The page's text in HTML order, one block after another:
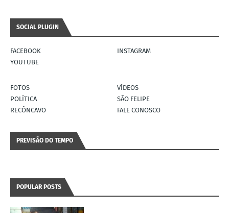
SOCIAL PLUGIN
FACEBOOK
INSTAGRAM
YOUTUBE
FOTOS
VÍDEOS
POLÍTICA
SÃO FELIPE
RECÔNCAVO
FALE CONOSCO
PREVISÃO DO TEMPO
POPULAR POSTS